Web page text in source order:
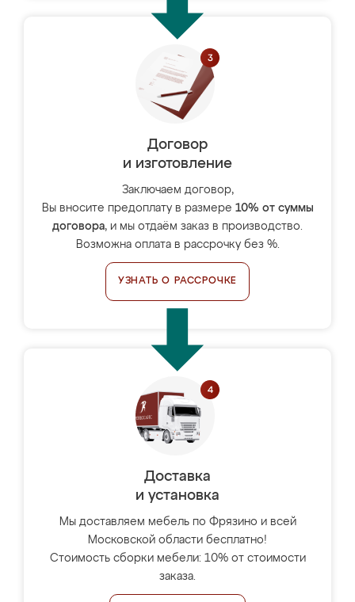
Договор
и изготовление
Заключаем договор,
Вы вносите предоплату в размере 10% от суммы
договора, и мы отдаём заказ в производство.
Возможна оплата в рассрочку без %.
УЗНАТЬ О РАССРОЧКЕ
Доставка
и установка
Мы доставляем мебель по Фрязино и всей
Московской области бесплатно!
Стоимость сборки мебели: 10% от стоимости
заказа.